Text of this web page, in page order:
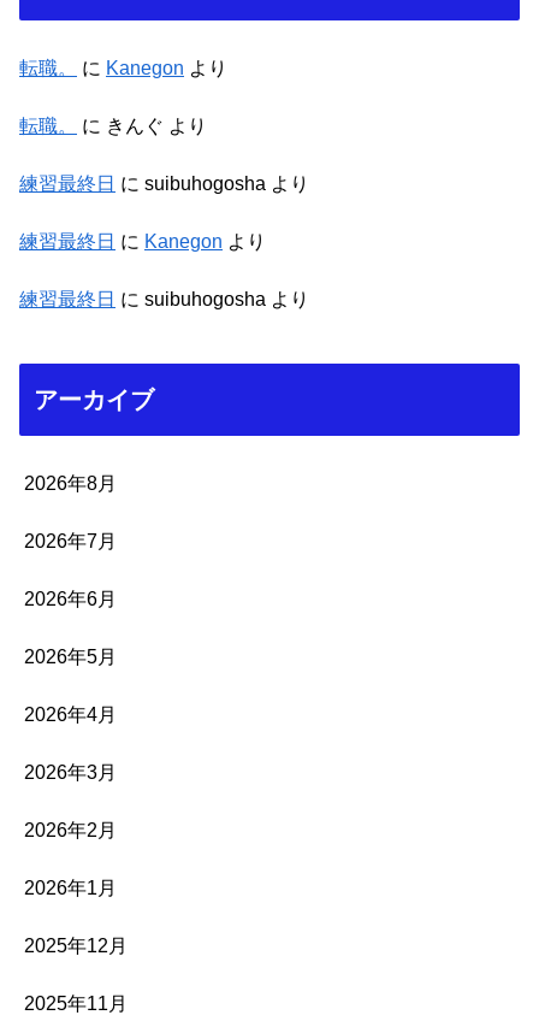
転職。 に Kanegon より
転職。 に きんぐ より
練習最終日 に suibuhogosha より
練習最終日 に Kanegon より
練習最終日 に suibuhogosha より
アーカイブ
2026年8月
2026年7月
2026年6月
2026年5月
2026年4月
2026年3月
2026年2月
2026年1月
2025年12月
2025年11月